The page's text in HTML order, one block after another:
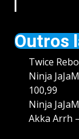
Outros
Twice
Ninja
100,99
Ninja
Akka Arrh